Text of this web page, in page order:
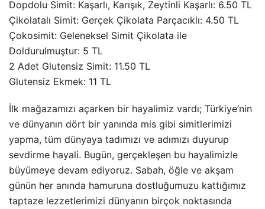
Dopdolu Simit: Kaşarlı, Karışık, Zeytinli Kaşarlı: 6.50 TL
Çikolatalı Simit: Gerçek Çikolata Parçacıklı: 4.50 TL
Çokosimit: Geleneksel Simit Çikolata ile
Doldurulmuştur: 5 TL
2 Adet Glutensiz Simit: 11.50 TL
Glutensiz Ekmek: 11 TL
İlk mağazamızı açarken bir hayalimiz vardı; Türkiye’nin
ve dünyanın dört bir yanında mis gibi simitlerimizi
yapma, tüm dünyaya tadımızı ve adımızı duyurup
sevdirme hayali. Bugün, gerçekleşen bu hayalimizle
büyümeye devam ediyoruz. Sabah, öğle ve akşam
günün her anında hamuruna dostluğumuzu kattığımız
taptaze lezzetlerimizi dünyanın birçok noktasında